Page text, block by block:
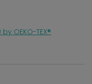
OEKO-TEX®